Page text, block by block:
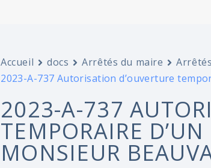
Accueil docs Arrêtés du maire
2023-A-737 Autorisation d’ouverture
2023-A-737
TEMPORAIRE
MONSIEUR